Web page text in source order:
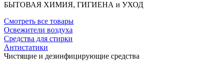
БЫТОВАЯ ХИМИЯ, ГИГИЕНА и УХОД
Смотреть все товары
Освежители воздуха
Средства для стирки
Антистатики
Чистящие и дезинфицирующие средства